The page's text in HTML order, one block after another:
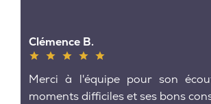
Clémence B.
Merci à l'équipe pour son
moments difficiles et ses bons